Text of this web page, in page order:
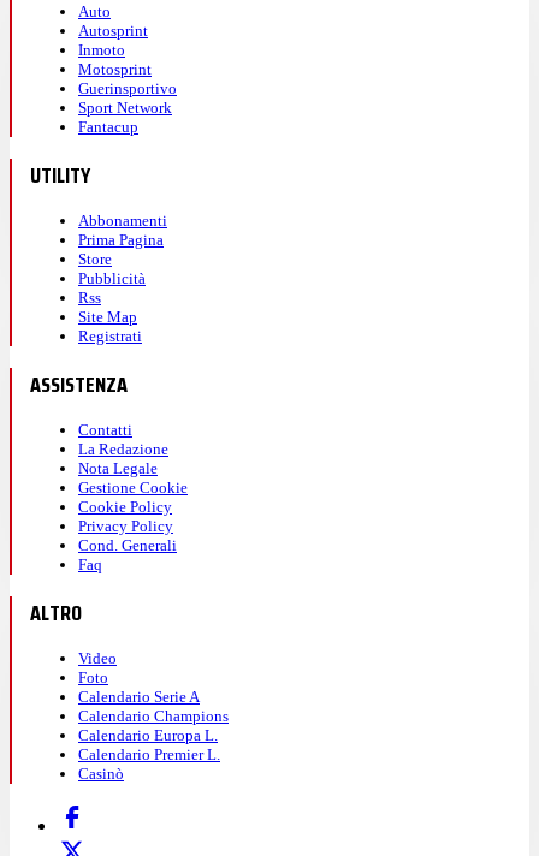
Auto
Autosprint
Inmoto
Motosprint
Guerinsportivo
Sport Network
Fantacup
UTILITY
Abbonamenti
Prima Pagina
Store
Pubblicità
Rss
Site Map
Registrati
ASSISTENZA
Contatti
La Redazione
Nota Legale
Gestione Cookie
Cookie Policy
Privacy Policy
Cond. Generali
Faq
ALTRO
Video
Foto
Calendario Serie A
Calendario Champions
Calendario Europa L.
Calendario Premier L.
Casinò